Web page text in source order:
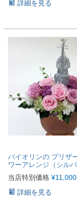
詳細を見る
バイオリンの プリザ
ワーアレンジ（シルバ
当店特別価格 ¥11,000
詳細を見る